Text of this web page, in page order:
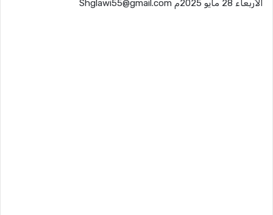
الأربعاء 28 مايو 2025م Shglawi55@gmail.com